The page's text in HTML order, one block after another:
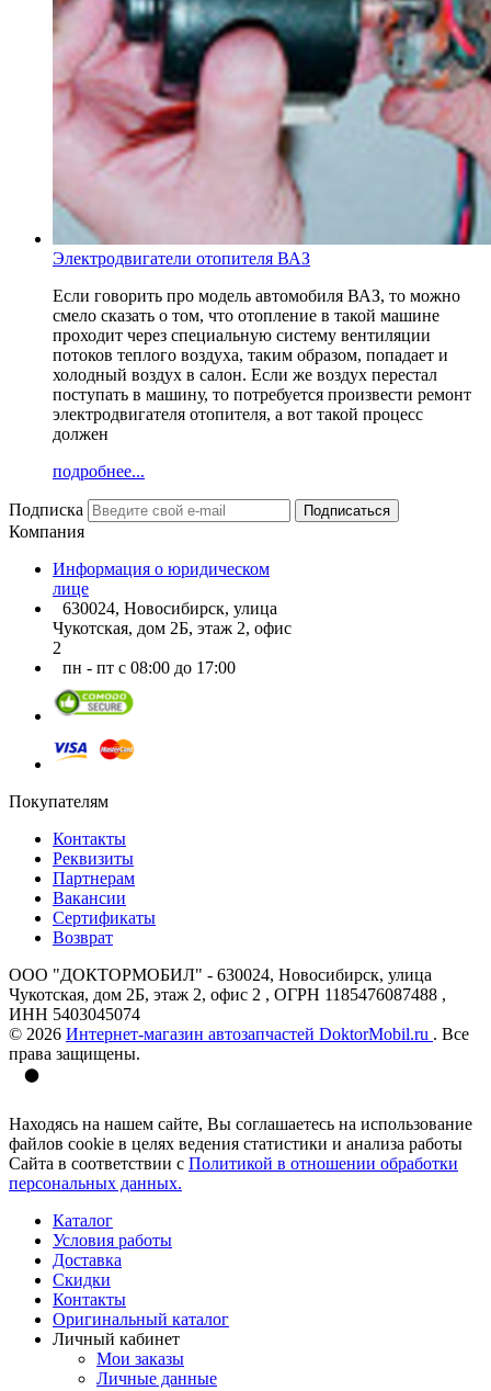
Электродвигатели отопителя ВАЗ
Если говорить про модель автомобиля ВАЗ, то можно
смело сказать о том, что отопление в такой машине
проходит через специальную систему вентиляции
потоков теплого воздуха, таким образом, попадает и
холодный воздух в салон. Если же воздух перестал
поступать в машину, то потребуется произвести ремонт
электродвигателя отопителя, а вот такой процесс
должен
подробнее...
Подписка Подписаться
Компания
Информация о юридическом
лице
630024, Новосибирск, улица
Чукотская, дом 2Б, этаж 2, офис
2
пн - пт с 08:00 до 17:00
Покупателям
Контакты
Реквизиты
Партнерам
Вакансии
Сертификаты
Возврат
ООО "ДОКТОРМОБИЛ" - 630024, Новосибирск, улица
Чукотская, дом 2Б, этаж 2, офис 2 , ОГРН 1185476087488 ,
ИНН 5403045074
© 2026 Интернет-магазин автозапчастей DoktorMobil.ru . Все
права защищены.
Находясь на нашем сайте, Вы соглашаетесь на использование
файлов cookie в целях ведения статистики и анализа работы
Сайта в соответствии с Политикой в отношении обработки
персональных данных.
Каталог
Условия работы
Доставка
Скидки
Контакты
Оригинальный каталог
Личный кабинет
Мои заказы
Личные данные